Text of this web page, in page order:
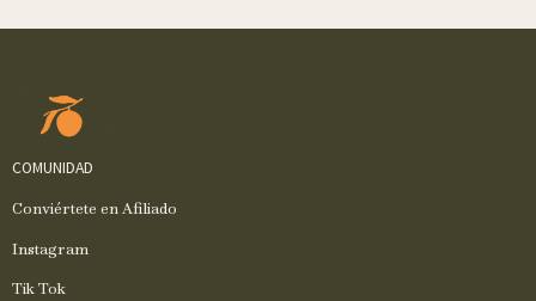
COMUNIDAD
Conviértete en Afiliado
Instagram
Tik Tok